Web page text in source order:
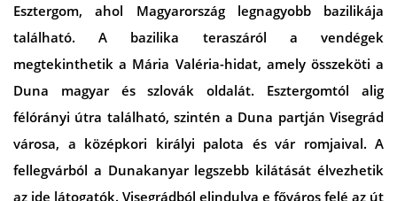
Esztergom, ahol Magyarország legnagyobb bazilikája
található. A bazilika teraszáról a vendégek
megtekinthetik a Mária Valéria-hidat, amely összeköti a
Duna magyar és szlovák oldalát. Esztergomtól alig
félórányi útra található, szintén a Duna partján Visegrád
városa, a középkori királyi palota és vár romjaival. A
fellegvárból a Dunakanyar legszebb kilátását élvezhetik
az ide látogatók. Visegrádból elindulva e főváros felé az út